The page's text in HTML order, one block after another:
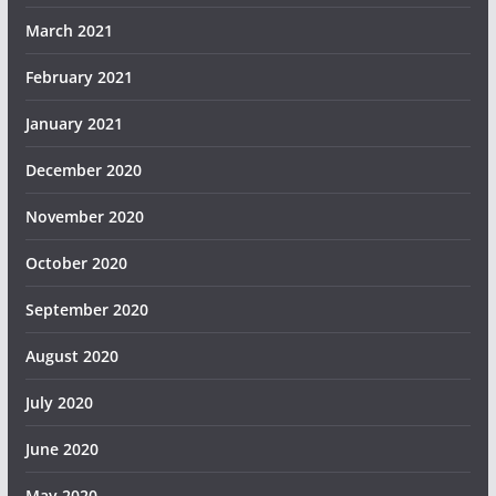
March 2021
February 2021
January 2021
December 2020
November 2020
October 2020
September 2020
August 2020
July 2020
June 2020